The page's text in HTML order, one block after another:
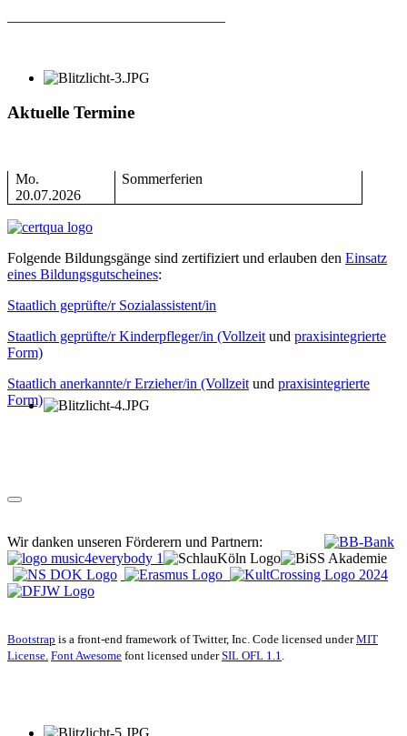
Aktuelle Termine
Mo.
20.07.2026
Sommerferien
Folgende Bildungsgänge sind zertifiziert und erlauben den Einsatz
eines Bildungsgutscheines:
Staatlich geprüfte/r Sozialassistent/in
Staatlich geprüfte/r Kinderpfleger/in (Vollzeit und praxisintegrierte
Form)
Staatlich anerkannte/r Erzieher/in (Vollzeit und praxisintegrierte
Form)
Wir danken unseren Förderern und Partnern:
Bootstrap is a front-end framework of Twitter, Inc. Code licensed underMIT
License. Font Awesome font licensed underSIL OFL 1.1.